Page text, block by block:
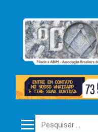
Pesquisar por: